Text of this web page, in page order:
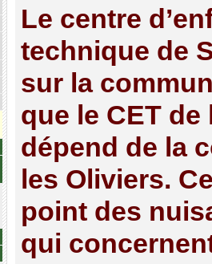
Le centre
technique de
sur la
que le CET de
dépend de la
les Oliviers.
point des
qui